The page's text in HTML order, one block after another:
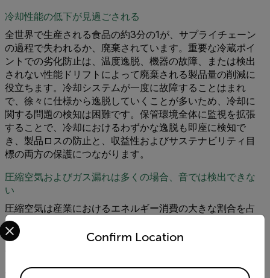
冷却性能の低下が見過ごされる
全世界で生産される食品の約3分の1が、サプライチェーン
の過程で失われるか、廃棄されています。重要な冷蔵ポイ
ントでの劣化防止は、温度逸脱、機器の故障、または検出
されない性能ドリフトによって廃棄される製品量の削減に
役立ちます。冷却システムが一度に故障することはまれ
で、徐々に仕様から逸脱していくことが多いため、冷却に
関する問題の検知は困難です。保管環境全体に監視を拡張
することで、冷却におけるわずかな逸脱も即座に検知で
き、製品ロスの防止と、収益性およびサステナビリティ目
標の両方の保護につながります。
圧縮空気およびガス漏れは多くの場合、音では検出できな
い
圧縮空気は産業におけるエネルギー消費の大きな割合を占
めますが、漏れは見過ごされがちです。騒音の大きい設備
室では、多くの場合、音で検知することはできません。漏
す。抜き取り検査では、目に見えない損失や聞き取れない
Confirm Location
Select your preferred country and language from the
Available Locations